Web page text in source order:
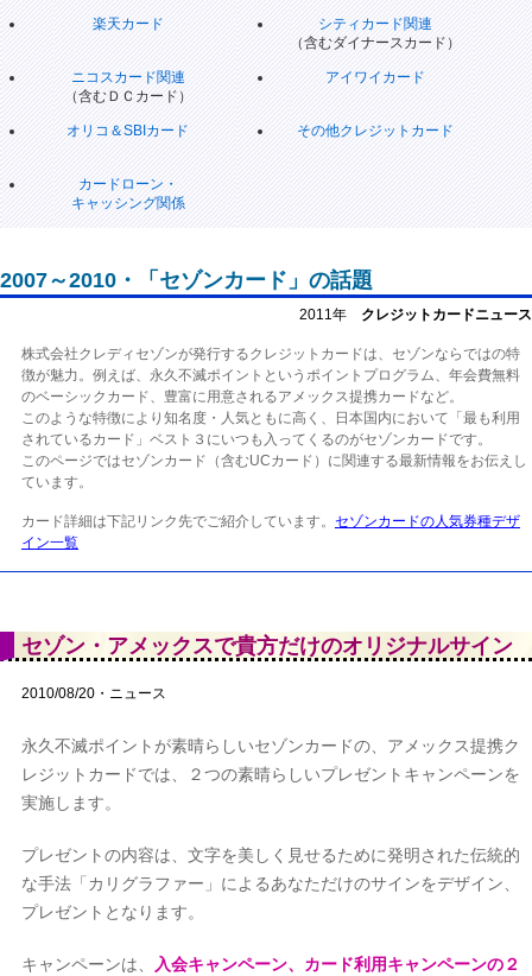
楽天カード
シティカード関連
（含むダイナースカード）
ニコスカード関連
（含むＤＣカード）
アイワイカード
オリコ＆SBIカード その他クレジットカード
カードローン・
キャッシング関係
2007～2010・「セゾンカード」の話題
2011年 クレジットカードニュース
株式会社クレディセゾンが発行するクレジットカードは、セゾンならではの特
徴が魅力。例えば、永久不滅ポイントというポイントプログラム、年会費無料
のベーシックカード、豊富に用意されるアメックス提携カードなど。
このような特徴により知名度・人気ともに高く、日本国内において「最も利用
されているカード」ベスト３にいつも入ってくるのがセゾンカードです。
このページではセゾンカード（含むUCカード）に関連する最新情報をお伝えし
ています。
カード詳細は下記リンク先でご紹介しています。 セゾンカードの人気券種デザ
イン一覧
セゾン・アメックスで貴方だけのオリジナルサイン
2010/08/20・ニュース
永久不滅ポイントが素晴らしいセゾンカードの、アメックス提携ク
レジットカードでは、２つの素晴らしいプレゼントキャンペーンを
実施します。
プレゼントの内容は、文字を美しく見せるために発明された伝統的
な手法「カリグラファー」によるあなただけのサインをデザイン、
プレゼントとなります。
キャンペーンは、
入会キャンペーン、カード利用キャンペーンの２